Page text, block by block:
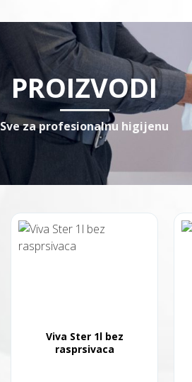
PROIZVODI
Sve za profesionalnu higijenu
Viva Ster 1l bez
rasprsivaca